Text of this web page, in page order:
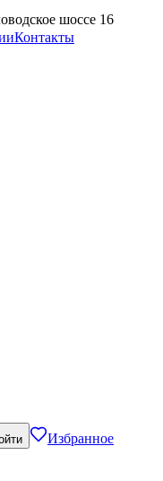
шоссе 16
Контакты
Избранное